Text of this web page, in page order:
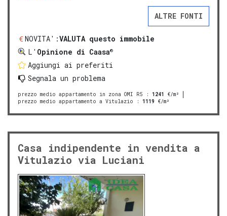
ALTRE FONTI
NOVITA':VALUTA questo immobile
L' Opinione di Caasa®
Aggiungi ai preferiti
Segnala un problema
prezzo medio appartamento in zona OMI R5 : 1241
€/m²
prezzo medio appartamento a Vitulazio : 1119 €/m²
Casa indipendente in vendita a
Vitulazio via Luciani